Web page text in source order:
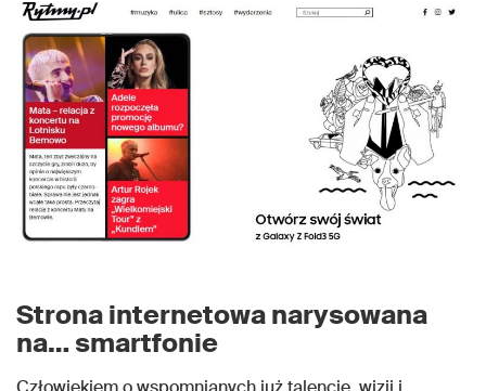
Strona internetowa narysowana
na… smartfonie